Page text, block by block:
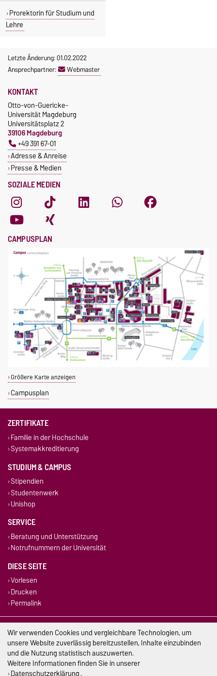
Prorektorin für Studium und
Lehre
Letzte Änderung: 01.02.2022
Ansprechpartner:
Webmaster
SOZIALE MEDIEN
KONTAKT
Otto-von-Guericke-
Universität Magdeburg
Universitätsplatz 2
39106 Magdeburg
+49 391 67-01
Adresse & Anreise
Presse & Medien
CAMPUSPLAN
Größere Karte anzeigen
Campusplan
ZERTIFIKATE
Familie in der Hochschule
Systemakkreditierung
STUDIUM & CAMPUS
Stipendien
Studentenwerk
Unishop
SERVICE
Beratung und Unterstützung
Notrufnummern der Universität
DIESE SEITE
Vorlesen
Drucken
Permalink
Impressum
Datenschutz
Barrierefreiheit
Wir verwenden Cookies und vergleichbare Technologien, um
unsere Website zuverlässig bereitzustellen, Inhalte einzubinden
und die Nutzung statistisch auszuwerten.
Weitere Informationen finden Sie in unserer
Datenschutzerklärung.